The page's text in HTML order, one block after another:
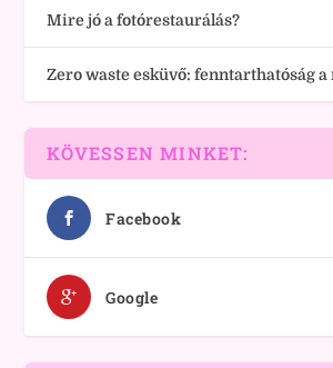
Mire jó a fotórestaurálás?
Zero waste esküvő: fenntarthatóság a
KÖVESSEN MINKET:
Facebook
Google